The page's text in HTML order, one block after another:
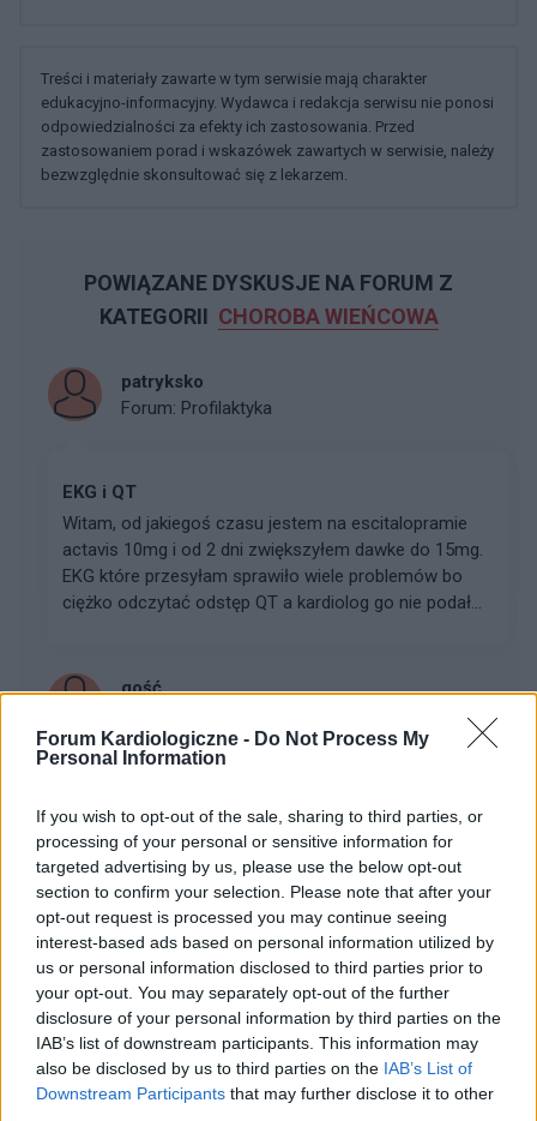
Forum Kardiologiczne - Do Not Process My
Personal Information
If you wish to opt-out of the sale, sharing to third parties, or
processing of your personal or sensitive information for
targeted advertising by us, please use the below opt-out
section to confirm your selection. Please note that after your
opt-out request is processed you may continue seeing
interest-based ads based on personal information utilized by
us or personal information disclosed to third parties prior to
your opt-out. You may separately opt-out of the further
disclosure of your personal information by third parties on the
IAB’s list of downstream participants. This information may
also be disclosed by us to third parties on the IAB’s List of
Downstream Participants that may further disclose it to other
Treści i materiały zawarte w tym serwisie mają charakter
edukacyjno-informacyjny. Wydawca i redakcja serwisu nie ponosi
odpowiedzialności za efekty ich zastosowania. Przed
zastosowaniem porad i wskazówek zawartych w serwisie, należy
bezwzględnie skonsultować się z lekarzem.
POWIĄZANE DYSKUSJE NA FORUM Z
KATEGORII CHOROBA WIEŃCOWA
patryksko
Forum: Profilaktyka
EKG i QT
Witam, od jakiegoś czasu jestem na escitalopramie
actavis 10mg i od 2 dni zwiększyłem dawke do 15mg.
EKG które przesyłam sprawiło wiele problemów bo
ciężko odczytać odstęp QT a kardiolog go nie podał...
gość
Proszę o pomoc w odczytaniu wyniku ekg
gość
Forum: Profilaktyka
Interpretacja ekg
Proszę o interpretację czy automatyczna interpretacja
jest prawidłowa, co oznacza ? Lekarz stwierdził że
wizyta u kardiologa się nie spieszy